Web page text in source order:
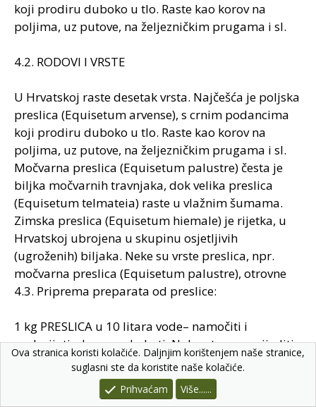
koji prodiru duboko u tlo. Raste kao korov na
poljima, uz putove, na željezničkim prugama i sl.
4.2. RODOVI I VRSTE
U Hrvatskoj raste desetak vrsta. Najčešća je poljska
preslica (Equisetum arvense), s crnim podancima
koji prodiru duboko u tlo. Raste kao korov na
poljima, uz putove, na željezničkim prugama i sl.
Močvarna preslica (Equisetum palustre) česta je
biljka močvarnih travnjaka, dok velika preslica
(Equisetum telmateia) raste u vlažnim šumama.
Zimska preslica (Equisetum hiemale) je rijetka, u
Hrvatskoj ubrojena u skupinu osjetljivih
(ugroženih) biljaka. Neke su vrste preslica, npr.
močvarna preslica (Equisetum palustre), otrovne
4.3. Priprema preparata od preslice:
1 kg PRESLICA u 10 litara vode– namočiti i
podgrijati, skoro prokuhati. Nakon toga razrijediti
1 litra pepelnice :5 litara vode te koristiti u
preventivnoj zaštiti, naročito protiv pepelnice..tajna
je u silicijevoj “oblozi” lista
Ova stranica koristi kolačiće. Daljnjim korištenjem naše stranice,
suglasni ste da koristite naše kolačiće.
Prihvaćam
Više......